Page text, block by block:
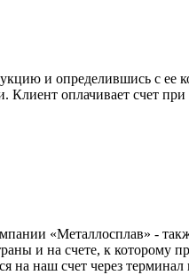
и определившись с ее
Клиент оплачивает счет
«Металлосплав» -
и на счете, к которому
на наш счет через